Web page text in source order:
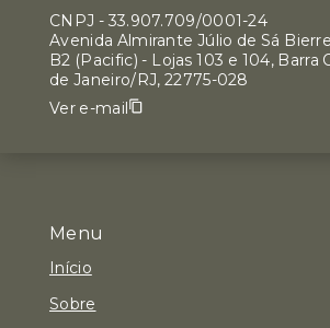
Menu
Início
Sobre
CNPJ - 33.907.709/0001-24
Avenida Almirante Júlio de Sá
B2 (Pacific) - Lojas 103 e 104, Barra
de Janeiro/RJ, 22775-028
Ver e-mail